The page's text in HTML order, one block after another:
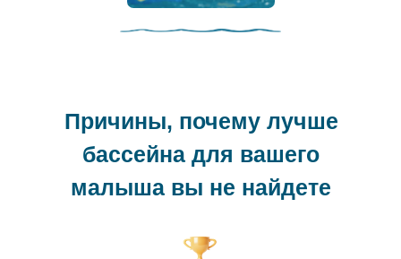
Причины, почему лучше
бассейна для вашего
малыша вы не найдете